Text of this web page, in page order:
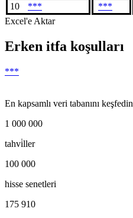
10
*** ***
Excel'e Aktar
Erken itfa koşulları
***
En kapsamlı veri tabanını keşfedin
1 000 000
tahvi̇ller
100 000
hisse senetleri
175 910